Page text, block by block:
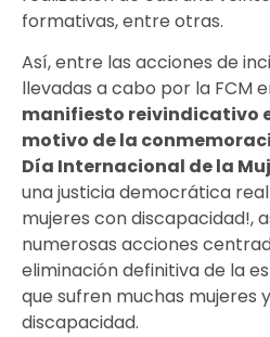
formativas, entre otras.
Así, entre las acciones de
llevadas a cabo por la FCM
manifiesto reivindicativo
motivo de la
Día Internacional de la
una justicia democrática
mujeres con discapacidad!,
numerosas acciones
eliminación definitiva de la
que sufren muchas mujeres
discapacidad.